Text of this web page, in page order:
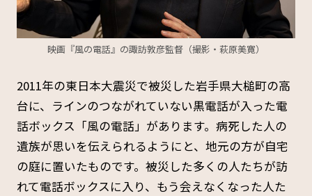
映画『風の電話』の諏訪敦彦監督（撮影・萩原美寛）
2011年の東日本大震災で被災した岩手県大槌町の高
台に、ラインのつながれていない黒電話が入った電
話ボックス「風の電話」があります。病死した人の
遺族が思いを伝えられるようにと、地元の方が自宅
の庭に置いたものです。被災した多くの人たちが訪
れて電話ボックスに入り、もう会えなくなった人た